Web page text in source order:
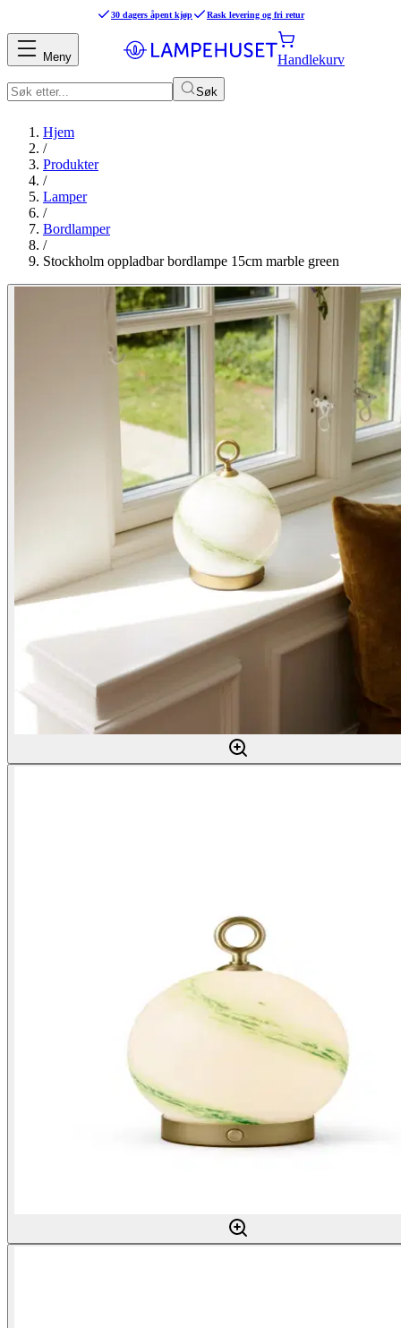
30 dagers åpent kjøp Rask levering og fri retur
Søk
Handlekurv
Meny
Hjem
/
Produkter
/
Lamper
/
Bordlamper
/
Stockholm oppladbar bordlampe 15cm marble green